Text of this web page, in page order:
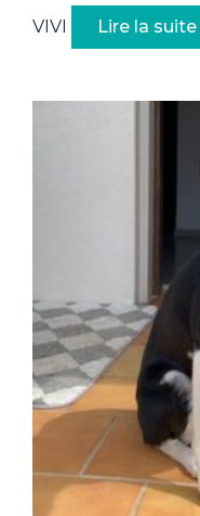
VIVI Lire la suite